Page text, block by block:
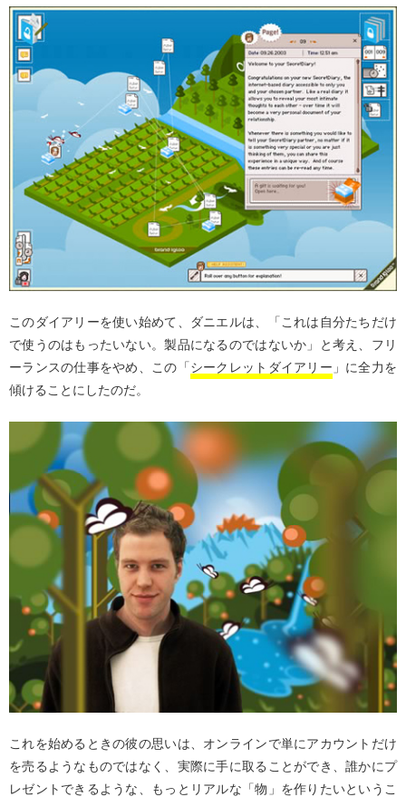
このダイアリーを使い始めて、ダニエルは、「これは自分たちだけ
で使うのはもったいない。製品になるのではないか」と考え、フリ
ーランスの仕事をやめ、この「シークレットダイアリー 」に全力を
傾けることにしたのだ。
これを始めるときの彼の思いは、オンラインで単にアカウントだけ
を売るようなものではなく、実際に手に取ることができ、誰かにプ
レゼントできるような、もっとリアルな「物」を作りたいというこ